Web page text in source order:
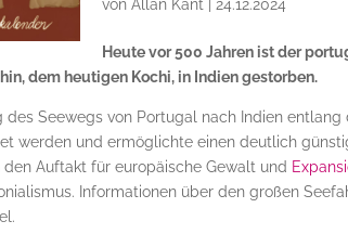
vonAllan Kant 24.12.2024
Heute vor 500 Jahren ist der
dem heutigen Kochi, in Indien gestorben.
des Seewegs von Portugal nach Indien
werden und ermöglichte einen deutlich
Auftakt für europäische Gewalt und
Informationen über den großen